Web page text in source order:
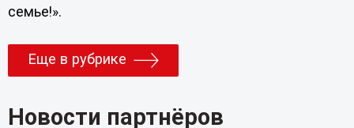
семье!».
Еще в рубрике
Новости партнёров